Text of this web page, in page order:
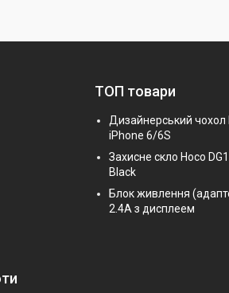
ТОП товари
Дизайнерський
iPhone 6/6S
Захисне скло Hoco
Black
Блок живлення
2.4A з дисплеем